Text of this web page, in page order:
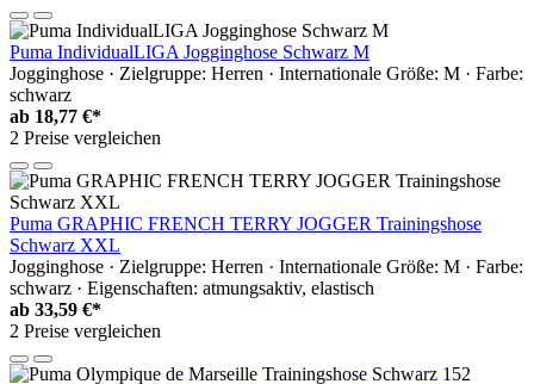
Puma IndividualLIGA Jogginghose Schwarz M
Jogginghose · Zielgruppe: Herren · Internationale Größe: M · Farbe:
schwarz
ab 18,77 €*
2 Preise vergleichen
Puma GRAPHIC FRENCH TERRY JOGGER Trainingshose
Schwarz XXL
Jogginghose · Zielgruppe: Herren · Internationale Größe: M · Farbe:
schwarz · Eigenschaften: atmungsaktiv, elastisch
ab 33,59 €*
2 Preise vergleichen